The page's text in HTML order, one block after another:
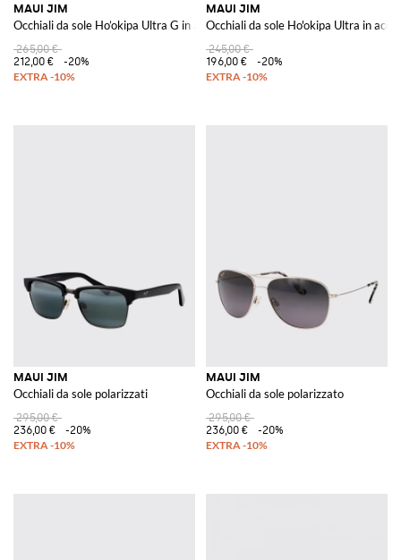
MAUI JIM
Occhiali da sole Ho’okipa Ultra G in acetato
265,00 €
212,00 €
-20%
MAUI JIM
Occhiali da sole Ho'okipa Ultra in
245,00 €
196,00 €
-20%
MAUI JIM
Occhiali da sole polarizzati
295,00 €
236,00 €
-20%
MAUI JIM
Occhiali da sole polarizzato
295,00 €
236,00 €
-20%